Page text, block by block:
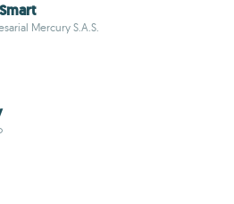
Mercury S.A.S.